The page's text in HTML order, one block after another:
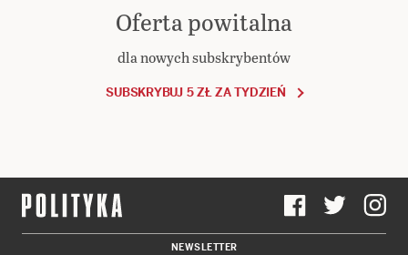
Oferta powitalna
dla nowych subskrybentów
SUBSKRYBUJ 5 ZŁ ZA TYDZIEŃ
NEWSLETTER